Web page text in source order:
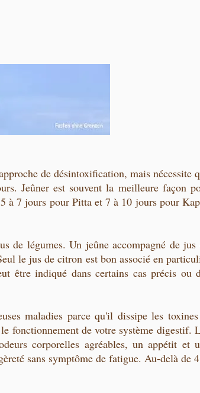
de désintoxification, mais nécessite
Jeûner est souvent la meilleure façon
à 7 jours pour Pitta et 7 à 10 jours pour
de légumes. Un jeûne accompagné de jus
le jus de citron est bon associé en
être indiqué dans certains cas précis ou
maladies parce qu'il dissipe les
fonctionnement de votre système digestif.
corporelles agréables, un appétit et
sans symptôme de fatigue. Au-delà de